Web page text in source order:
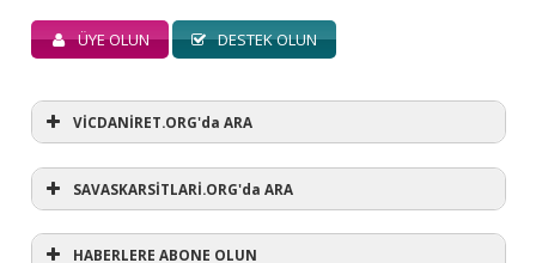
ÜYE OLUN DESTEK OLUN
VİCDANİRET.ORG'da ARA
SAVASKARSİTLARİ.ORG'da ARA
HABERLERE ABONE OLUN